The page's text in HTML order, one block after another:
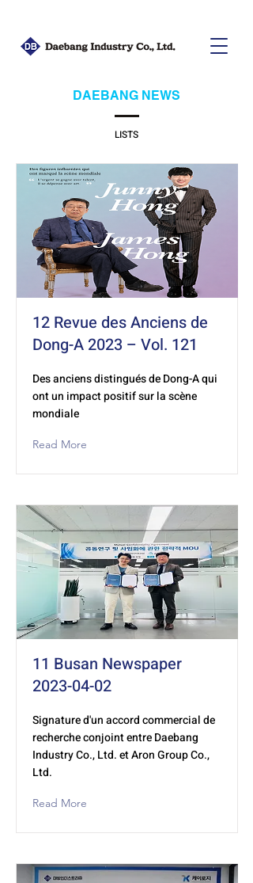
DAEBANG NEWS
LISTS
12 Revue des Anciens de
Dong-A 2023 – Vol. 121
Des anciens distingués de Dong-A qui
ont un impact positif sur la scène
mondiale
Read More
11 Busan Newspaper
2023-04-02
Signature d'un accord commercial de
recherche conjoint entre Daebang
Industry Co., Ltd. et Aron Group Co.,
Ltd.
Read More